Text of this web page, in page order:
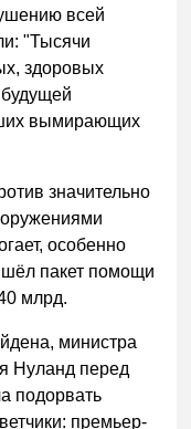
всей
"Тысячи
здоровых
вымирающих
значительно
особенно
пакет помощи
млрд.
министра
Нуланд перед
подорвать
премьер-